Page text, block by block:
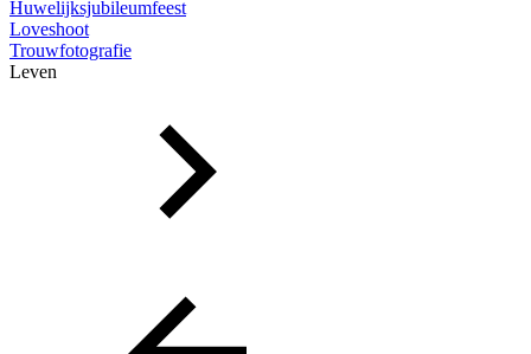
Huwelijksjubileumfeest
Loveshoot
Trouwfotografie
Leven